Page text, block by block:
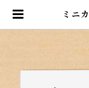
ミニ